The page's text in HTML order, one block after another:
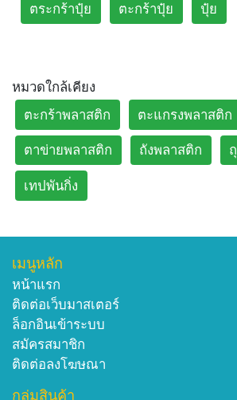
ตระกร้าปุ๋ย
ตะกร้าปุ๋ย ปุ๋ย
หมวดใกล้เคียง
ตะกร้าพลาสติก
ตะแกรงพลาสติก
ตาข่ายพลาสติก ถังพลาสติก
เทปพันกิ่ง
เมนูหลัก
หน้าแรก
ติดต่อเว็บมาสเตอร์
ล็อกอินเข้าระบบ
สมัครสมาชิก
ติดต่อลงโฆษณา
กลุ่มสินค้า